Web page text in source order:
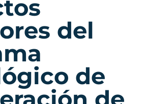
del
de